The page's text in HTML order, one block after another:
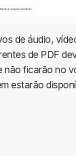
de áudio,
de PDF
não ficarão no
estarão